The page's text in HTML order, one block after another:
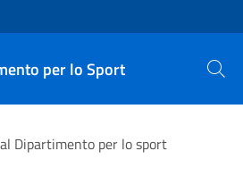
per lo Sport Cerca
Dipartimento per lo sport